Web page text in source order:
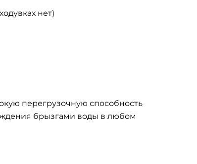
нет)
перегрузочную способность
брызгами воды в любом